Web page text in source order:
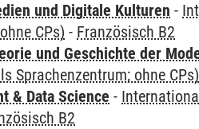
und Digitale Kulturen -
CPs) - Französisch B2
und Geschichte der
Sprachenzentrum; ohne CPs)
& Data Science -
B2